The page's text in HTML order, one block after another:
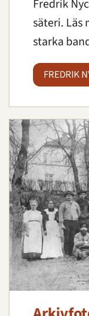
Fredrik
säteri. Läs
starka
FREDRIK